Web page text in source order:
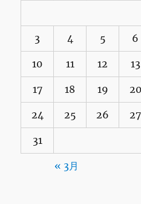
3 4 5 6
10 11 12 13
17 18 19 20
24 25 26 27
31
« 3月